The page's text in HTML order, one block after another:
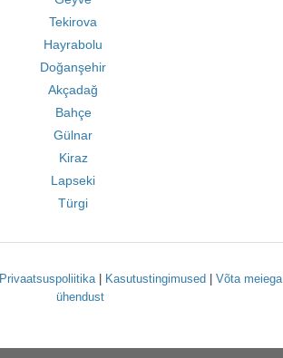
Tekirova
Hayrabolu
Doğanşehir
Akçadağ
Bahçe
Gülnar
Kiraz
Lapseki
Türgi
Privaatsuspoliitika| Kasutustingimused
Võta meiega
ühendust